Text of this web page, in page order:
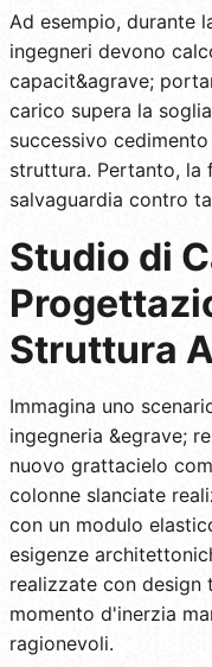
Ad esempio, durante
ingegneri devono
capacit&agrave;
carico supera la
successivo
struttura. Pertanto, la
salvaguardia contro
Studio di
Struttura
Immagina uno
ingegneria &egrave;
nuovo grattacielo
colonne slanciate
con un modulo
esigenze
realizzate con design
momento d'inerzia
ragionevoli.